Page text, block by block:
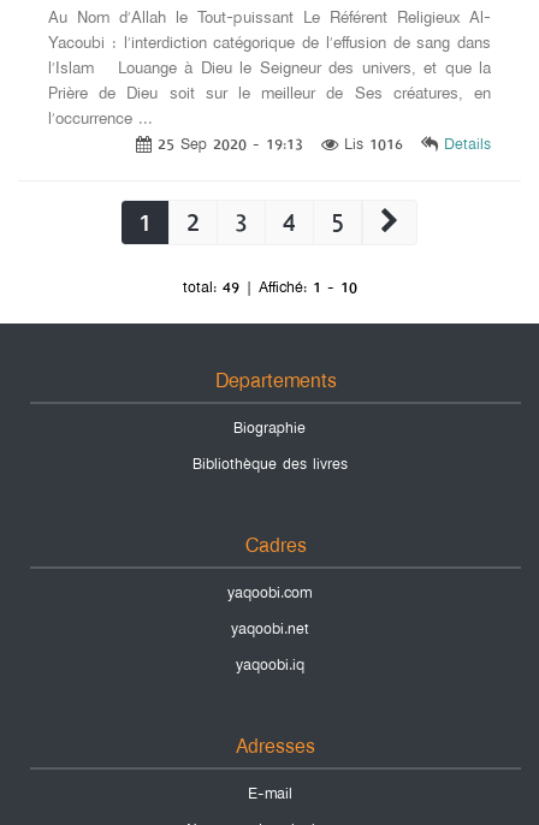
Au Nom d’Allah le Tout-puissant Le Référent Religieux Al-
Yacoubi : l’interdiction catégorique de l’effusion de sang dans
l’Islam Louange à Dieu le Seigneur des univers, et que la
Prière de Dieu soit sur le meilleur de Ses créatures, en
l’occurrence ...
25 Sep 2020 - 19:13 Lis 1016 Details
1 2 3 4 5
total:49 | Affiché: 1 - 10
Departements
Biographie
Bibliothèque des livres
Cadres
yaqoobi.com
yaqoobi.net
yaqoobi.iq
Adresses
E-mail